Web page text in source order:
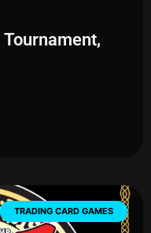
Tournament,
TRADING CARD GAMES